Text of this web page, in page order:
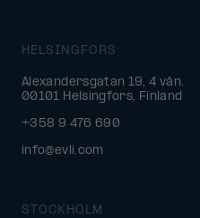
HELSINGFORS
Alexandersgatan 19, 4 vån.
00101 Helsingfors, Finland
+358 9 476 690
info@evli.com
STOCKHOLM